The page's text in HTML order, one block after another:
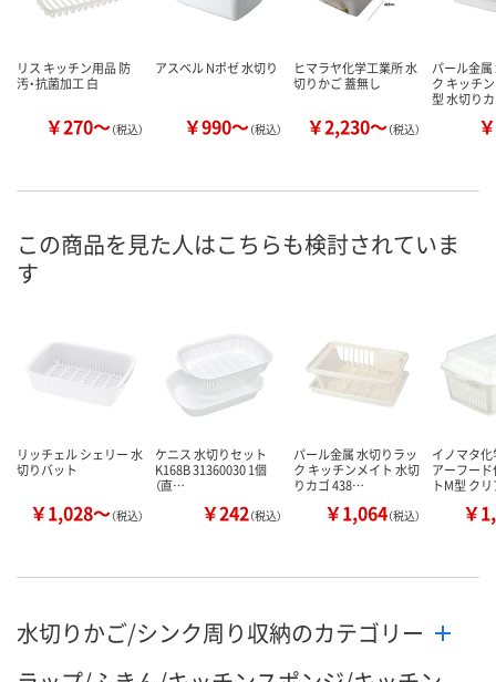
リス キッチン用品 防
汚・抗菌加工 白
￥270～（税込）
アスベル Nポゼ 水切り
￥990～（税込）
ヒマラヤ化学工業所 水
切りかご 蓋無し
￥2,230～（税込）
パール金
ク キッチ
型 水切り
この商品を見た人はこちらも検討されていま
す
リッチェル シェリー 水
切りバット
￥1,028～（税込）
ケニス 水切りセット
K168B 31360030 1個
（直…
￥242（税込）
パール金属 水切りラッ
ク キッチンメイト 水切
りカゴ 438…
￥1,064（税込）
イノマタ化
アーフー
トM型 ク
￥
水切りかご/シンク周り収納のカテゴリー